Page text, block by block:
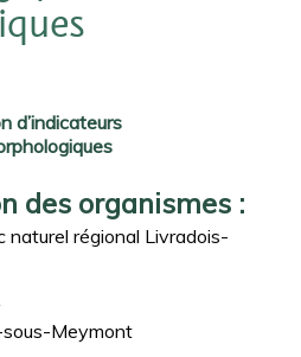
d’indicateurs
des organismes :
naturel régional Livradois-
Meymont